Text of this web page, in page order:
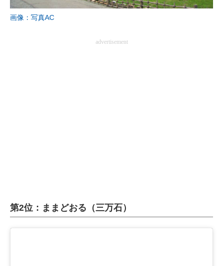
画像：写真AC
advertisement
第2位：ままどおる（三万石）